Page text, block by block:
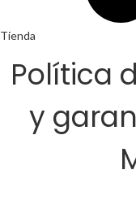
Tienda
Política
y